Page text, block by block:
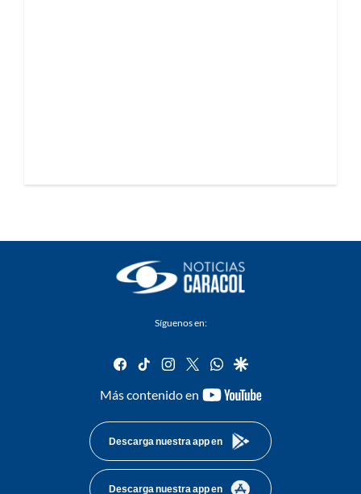
Síguenos en:
facebook
tiktok instagram
twitterwhatsapp
google
Más contenido en
youtube-
Descarga nuestra app en
Descarga nuestra app en